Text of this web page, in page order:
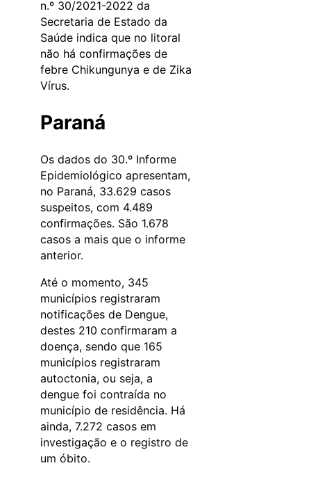
n.º 30/2021-2022 da
Secretaria de Estado da
Saúde indica que no litoral
não há confirmações de
febre Chikungunya e de Zika
Vírus.
Paraná
Os dados do 30.º Informe
Epidemiológico apresentam,
no Paraná, 33.629 casos
suspeitos, com 4.489
confirmações. São 1.678
casos a mais que o informe
anterior.
Até o momento, 345
municípios registraram
notificações de Dengue,
destes 210 confirmaram a
doença, sendo que 165
municípios registraram
autoctonia, ou seja, a
dengue foi contraída no
município de residência. Há
ainda, 7.272 casos em
investigação e o registro de
um óbito.